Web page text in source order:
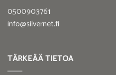
0500903761
info@silvernet.fi
TÄRKEÄÄ TIETOA